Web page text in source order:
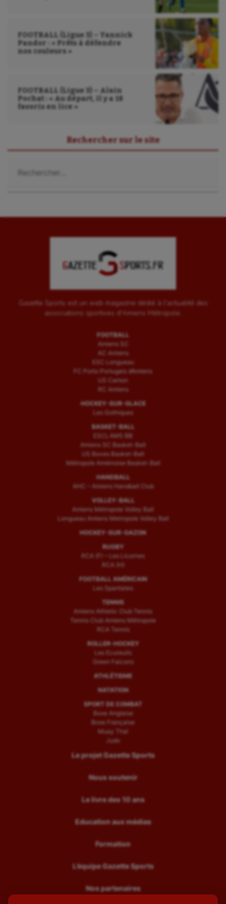
Sport santé
Sport-entreprise
Tir
Tir à l'arc
Ultimate frisbee
UNSS
Wakeboard
Water-polo
FOOTBALL (Ligue 3) – Yannick
Pandor : « Prêts à défendre
nos couleurs »
FOOTBALL (Ligue 3) – Alain
Pochat : « Au départ, il y a 18
favoris en lice »
Rechercher sur le site
Gazette Sports est un web magazine dédié à l'actualité des
associations sportives d'Amiens Métropole.
FOOTBALL
Amiens SC
AC Amiens
ESC Longueau
FC Porto Portugais d’Amiens
US Camon
RC Amiens
HOCKEY-SUR-GLACE
Les Gothiques
BASKET-BALL
ESCLAMS BB
Amiens SC Basket-Ball
US Boves Basket-Ball
Métropole Amiénoise Basket-Ball
HANDBALL
AHC – Amiens Handball Club
VOLLEY-BALL
Amiens Métropole Volley Ball
Longueau Amiens Metropole Volley Ball
HOCKEY-SUR-GAZON
RUGBY
RCA (F) – Les Licornes
RCA (H)
FOOTBALL AMÉRICAIN
Les Spartiates
TENNIS
Amiens Athletic Club Tennis
Tennis Club Amiens Métropole
RCA Tennis
ROLLER-HOCKEY
Les Ecureuils
Green Falcons
ATHLÉTISME
NATATION
SPORT DE COMBAT
Boxe Anglaise
Boxe Française
Muay Thaï
Judo
Le projet Gazette Sports
Nous soutenir
Le livre des 10 ans
Education aux médias
Formation
L’équipe Gazette Sports
Nos partenaires